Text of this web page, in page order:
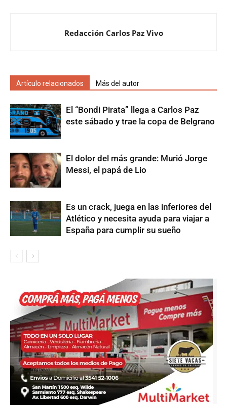
Redacción Carlos Paz Vivo
Artículo relacionados Más del autor
El “Bondi Pirata” llega a Carlos Paz
este sábado y trae la copa de Belgrano
El dolor del más grande: Murió Jorge
Messi, el papá de Lio
Es un crack, juega en las inferiores del
Atlético y necesita ayuda para viajar a
España para cumplir su sueño